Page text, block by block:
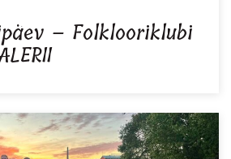
– Folklooriklubi